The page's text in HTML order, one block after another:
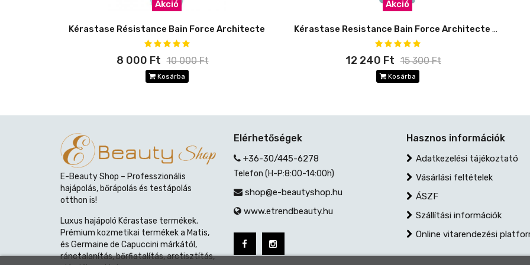
Akció
Kérastase Résistance Bain Force Architecte
8 000 Ft 10 000 Ft
Kosárba
Akció
Kérastase Resistance Bain Force Architecte DOYPACK 500 ml
12 240 Ft 15 300 Ft
Kosárba
E-Beauty Shop – Professzionális
hajápolás, bőrápolás és testápolás
otthon is!
Luxus hajápoló Kérastase termékek.
Prémium kozmetikai termékek a Matis,
és Germaine de Capuccini márkától,
ránctalanítás, bőrfiatalítás, arctisztítás,
Elérhetőségek
+36-30/445-6278
Telefon (H-P:8:00-14:00h)
shop@e-beautyshop.hu
www.etrendbeauty.hu
Hasznos információk
Adatkezelési tájékoztató
Vásárlási feltételek
ÁSZF
Szállítási információk
Online vitarendezési